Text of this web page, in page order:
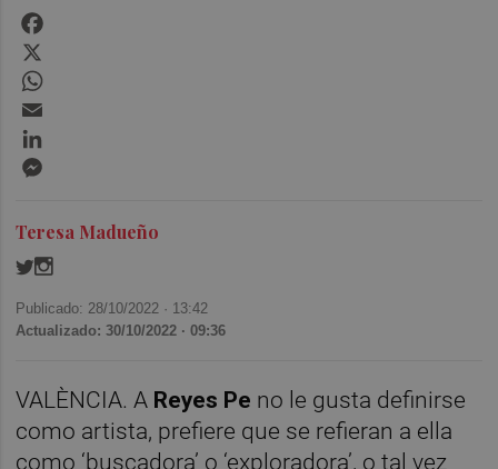
Teresa Madueño
Publicado: 28/10/2022 · 13:42
Actualizado: 30/10/2022 · 09:36
VALÈNCIA. A Reyes Pe no le gusta definirse
como artista, prefiere que se refieran a ella
como ‘buscadora’ o ‘exploradora’, o tal vez